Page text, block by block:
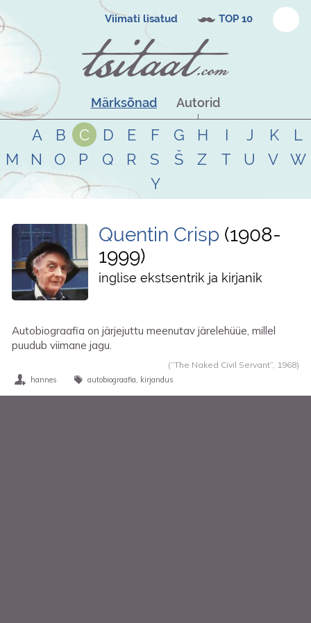
Viimati lisatud TOP 10
Märksõnad Autorid
A B C D E F G H I J K
L
M
N O P Q R S Š Z T U V
W
Y
Quentin Crisp 1908-
1999
inglise ekstsentrik ja kirjanik
Autobiograafia on järjejuttu meenutav järelehüüe, millel
puudub viimane jagu.
(“The Naked Civil Servant”, 1968)
hannes autobiograafia kirjandus